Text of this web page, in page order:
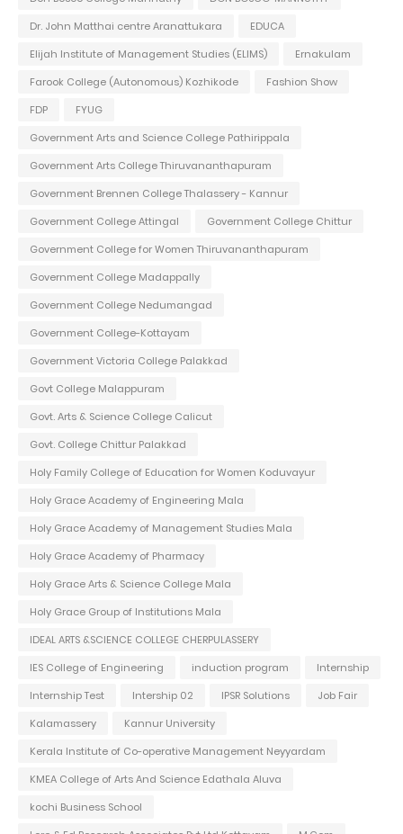
Dr. John Matthai centre Aranattukara
EDUCA
Elijah Institute of Management Studies (ELIMS)
Ernakulam
Farook College (Autonomous) Kozhikode
Fashion Show
FDP
FYUG
Government Arts and Science College Pathirippala
Government Arts College Thiruvananthapuram
Government Brennen College Thalassery - Kannur
Government College Attingal
Government College Chittur
Government College for Women Thiruvananthapuram
Government College Madappally
Government College Nedumangad
Government College-Kottayam
Government Victoria College Palakkad
Govt College Malappuram
Govt. Arts & Science College Calicut
Govt. College Chittur Palakkad
Holy Family College of Education for Women Koduvayur
Holy Grace Academy of Engineering Mala
Holy Grace Academy of Management Studies Mala
Holy Grace Academy of Pharmacy
Holy Grace Arts & Science College Mala
Holy Grace Group of Institutions Mala
IDEAL ARTS &SCIENCE COLLEGE CHERPULASSERY
IES College of Engineering
induction program
Internship
Internship Test
Intership 02 IPSR Solutions
Job Fair
Kalamassery
Kannur University
Kerala Institute of Co-operative Management Neyyardam
KMEA College of Arts And Science Edathala Aluva
kochi Business School